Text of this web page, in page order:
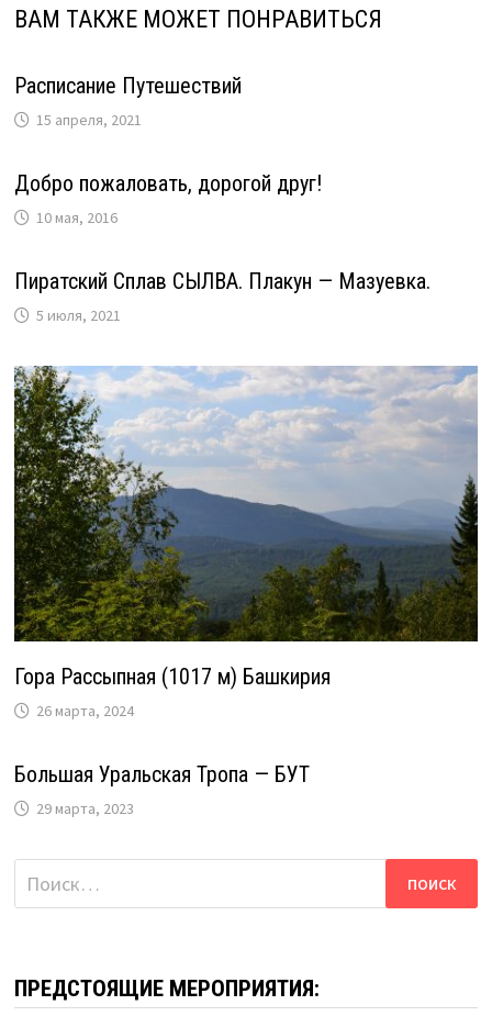
ВАМ ТАКЖЕ МОЖЕТ ПОНРАВИТЬСЯ
Расписание Путешествий
15 апреля, 2021
Добро пожаловать, дорогой друг!
10 мая, 2016
Пиратский Сплав СЫЛВА. Плакун — Мазуевка.
5 июля, 2021
Гора Рассыпная (1017 м) Башкирия
26 марта, 2024
Большая Уральская Тропа — БУТ
29 марта, 2023
Найти:
ПРЕДСТОЯЩИЕ МЕРОПРИЯТИЯ: